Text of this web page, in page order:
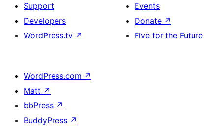
Support
Developers
WordPress.tv ↗
Events
Donate ↗
Five for the Future
WordPress.com ↗
Matt ↗
bbPress ↗
BuddyPress ↗